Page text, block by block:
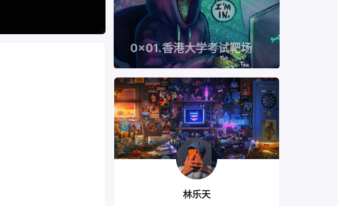
0x01.香港大学考试靶场
林乐天